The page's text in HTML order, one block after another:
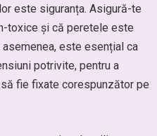
este siguranța. Asigură-te
toxice și că peretele este
este esențial ca
potrivite, pentru a
fie fixate corespunzător pe